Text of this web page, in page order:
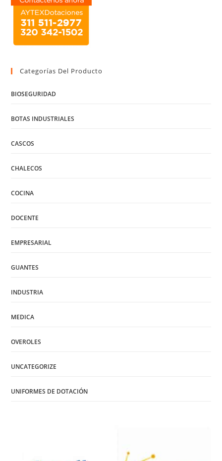
Categorías Del Producto
BIOSEGURIDAD
BOTAS INDUSTRIALES
CASCOS
CHALECOS
COCINA
DOCENTE
EMPRESARIAL
GUANTES
INDUSTRIA
MEDICA
OVEROLES
UNCATEGORIZE
UNIFORMES DE DOTACIÓN